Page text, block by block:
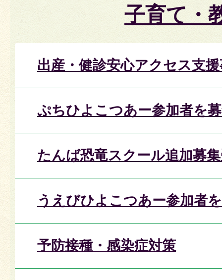
子育て・
出産・健診安心アクセス支
ぷちひよこつあー参加者を
たんば恐竜スクール追加募
うえびひよこつあー参加者
予防接種・感染症対策